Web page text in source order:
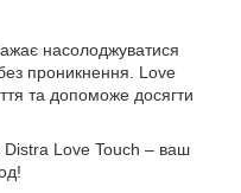
насолоджуватися
проникнення. Love
та допоможе досягти
Distra Love Touch – ваш